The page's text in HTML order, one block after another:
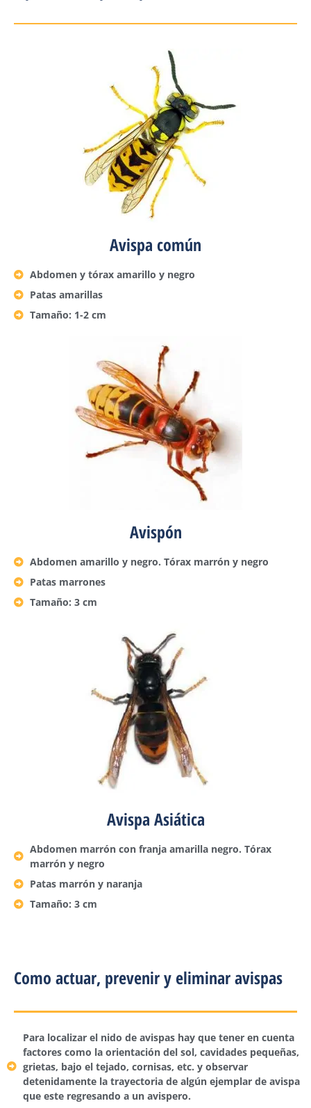
Avispa común
Abdomen y tórax amarillo y negro
Patas amarillas
Tamaño: 1-2 cm
Avispón
Abdomen amarillo y negro. Tórax marrón y negro
Patas marrones
Tamaño: 3 cm
Avispa Asiática
Abdomen marrón con franja amarilla negro. Tórax
marrón y negro
Patas marrón y naranja
Tamaño: 3 cm
Como actuar, prevenir y eliminar avispas
Para localizar el nido de avispas hay que tener en cuenta
factores como la orientación del sol, cavidades pequeñas,
grietas, bajo el tejado, cornisas, etc. y observar
detenidamente la trayectoria de algún ejemplar de avispa
que este regresando a un avispero.